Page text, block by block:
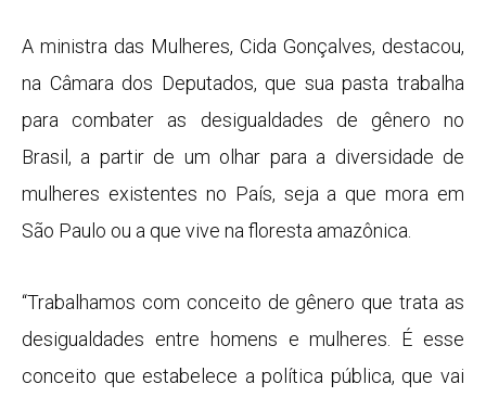
A ministra das Mulheres, Cida Gonçalves, destacou,
na Câmara dos Deputados, que sua pasta trabalha
para combater as desigualdades de gênero no
Brasil, a partir de um olhar para a diversidade de
mulheres existentes no País, seja a que mora em
São Paulo ou a que vive na floresta amazônica.
“Trabalhamos com conceito de gênero que trata as
desigualdades entre homens e mulheres. É esse
conceito que estabelece a política pública, que vai